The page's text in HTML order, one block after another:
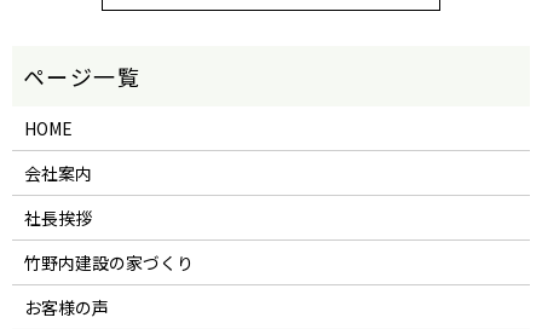
HOME
会社案内
社長挨拶
竹野内建設の家づくり
お客様の声